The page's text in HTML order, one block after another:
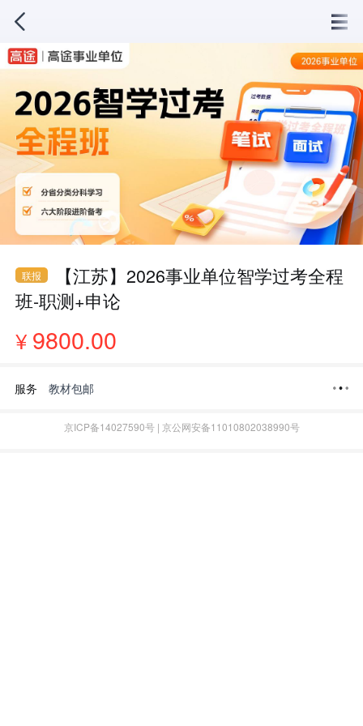
联报
【江苏】2026事业单位智学过考全程
班-职测+申论
¥ 9800.00
服务 教材包邮
京ICP备14027590号 | 京公网安备11010802038990号